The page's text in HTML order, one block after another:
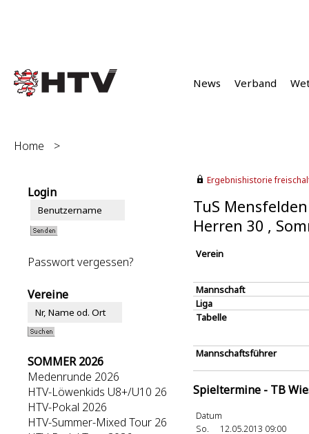
News Verband
Home >
Login
Passwort vergessen?
Vereine
SOMMER 2026
Medenrunde 2026
HTV-Löwenkids U8+/U10 26
HTV-Pokal 2026
HTV-Summer-Mixed Tour 26
Ergebnishistorie
TuS
Herren 30 ,
Verein
Mannschaft
Liga
Tabelle
Mannschaftsführer
Spieltermine - TB
Datum
So.
12.05.2013 09:00